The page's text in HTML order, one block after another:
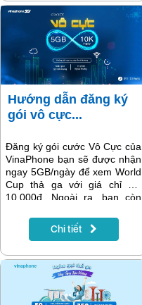
nhanh nhất.
Hướng dẫn đăng ký
gói vô cực...
Đăng ký gói cước Vô Cực của
VinaPhone bạn sẽ được nhận
ngay 5GB/ngày để xem World
Cup thả ga với giá chỉ với
10.000đ. Ngoài ra, bạn còn
mạng, miễn phí toàn bộ phút
gọi nội mạng, yên tâm không
Nhanh tay làm theo hướng
dẫn trong bài viết để đăng ký
gói data 4G VinaPhone này
cho thuê bao của bạn nhé!
Chi tiết